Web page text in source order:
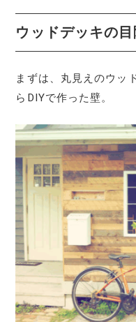
ウッドデッキの
まずは、丸見えのウッ
らDIYで作った壁。